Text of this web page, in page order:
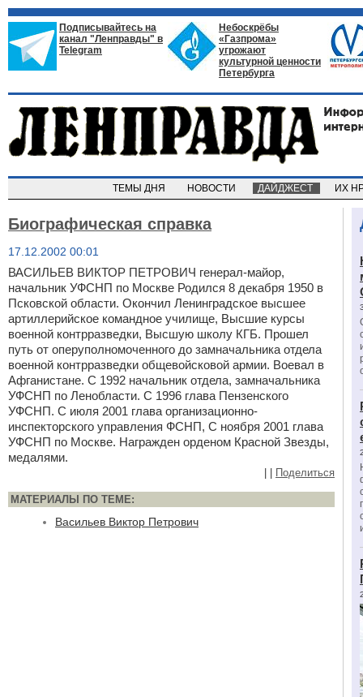
Подписывайтесь на
канал "Ленправды" в
Telegram
Небоскрёбы
«Газпрома»
угрожают
культурной ценности
Петербурга
ТЕМЫ ДНЯ НОВОСТИ ДАЙДЖЕСТ ИХ
Биографическая справка
17.12.2002 00:01
ВАСИЛЬЕВ ВИКТОР ПЕТРОВИЧ генерал-майор,
начальник УФСНП по Москве Родился 8 декабря 1950 в
Псковской области. Окончил Ленинградское высшее
артиллерийское командное училище, Высшие курсы
военной контрразведки, Высшую школу КГБ. Прошел
путь от оперуполномоченного до замначальника отдела
военной контрразведки общевойсковой армии. Воевал в
Афганистане. С 1992 начальник отдела, замначальника
УФСНП по Ленобласти. С 1996 глава Пензенского
УФСНП. С июля 2001 глава организационно-
инспекторского управления ФСНП, С ноября 2001 глава
УФСНП по Москве. Награжден орденом Красной Звезды,
медалями.
Поделиться
МАТЕРИАЛЫ ПО ТЕМЕ:
Васильев Виктор Петрович